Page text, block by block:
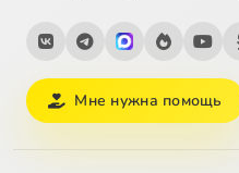
Мне нужна помощь